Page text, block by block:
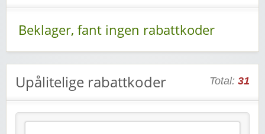
Beklager, fant ingen rabattkoder
Upålitelige rabattkoder Total: 31